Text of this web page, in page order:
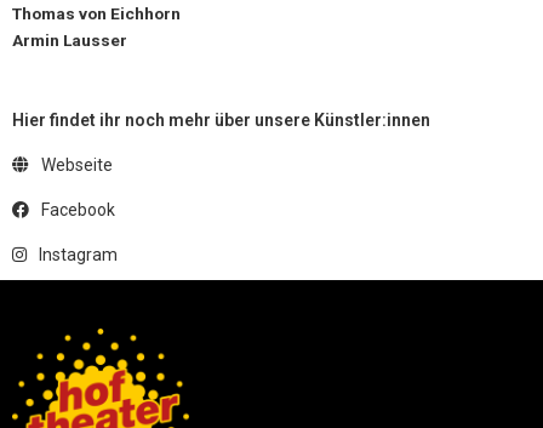
Thomas von Eichhorn
Armin Lausser
Hier findet ihr noch mehr über unsere Künstler:innen
Webseite
Facebook
Instagram